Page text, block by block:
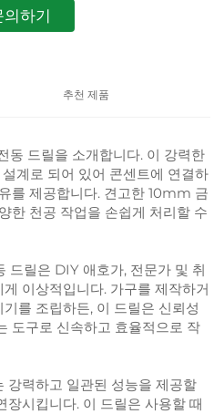
의하기
추천 제품
동 드릴을 소개합니다. 이 강력한
계로 되어 있어 콘센트에 연결하
를 제공합니다. 견고한 10mm 금
한 천공 작업을 손쉽게 처리할 수
드릴은 DIY 애호가, 전문가 및 취
이상적입니다. 가구를 제작하거
를 조립하든, 이 드릴은 신뢰성
도구로 신속하고 효율적으로 작
강력하고 일관된 성능을 제공할
장시킵니다. 이 드릴은 사용할 때